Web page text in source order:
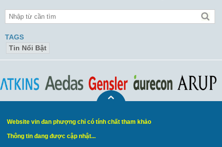
TAGS
Tin Nổi Bật
Website vin đan phượng chỉ có tính chất tham khảo
Thông tin đang được cập nhật...